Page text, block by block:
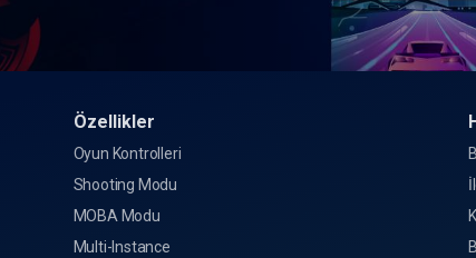
Özellikler
Oyun Kontrolleri
Shooting Modu
MOBA Modu
Multi-Instance